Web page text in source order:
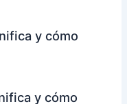
y cómo
y cómo